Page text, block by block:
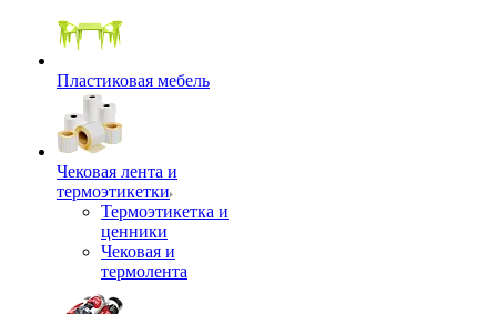
Пластиковая мебель
Чековая лента и
термоэтикетки
Термоэтикетка и
ценники
Чековая и
термолента